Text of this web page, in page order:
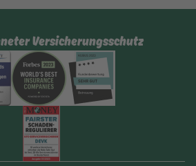
Versicherungsschutz